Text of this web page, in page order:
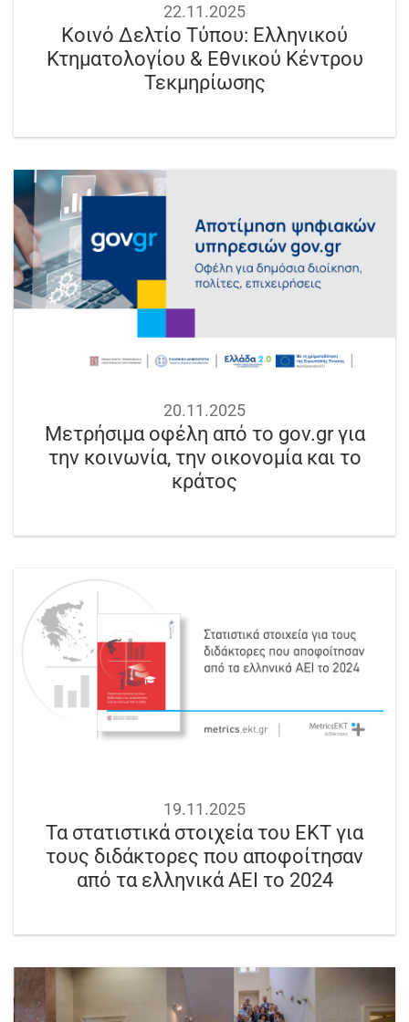
22.11.2025
Κοινό Δελτίο Τύπου: Ελληνικού
Κτηματολογίου & Εθνικού Κέντρου
Τεκμηρίωσης
20.11.2025
Μετρήσιμα οφέλη από το gov.gr για
την κοινωνία, την οικονομία και το
κράτος
19.11.2025
Τα στατιστικά στοιχεία του ΕΚΤ για
τους διδάκτορες που αποφοίτησαν
από τα ελληνικά ΑΕΙ το 2024